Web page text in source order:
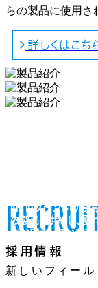
NTNブランドの高信
の製品を供給し、優
にお応えしています。
らの製品に使用さ
詳しくはこち
採用情報
新しいフィー